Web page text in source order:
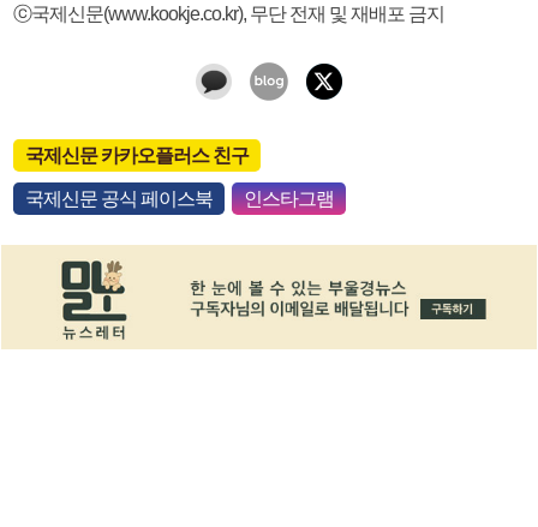
ⓒ국제신문(www.kookje.co.kr), 무단 전재 및 재배포 금지
국제신문 카카오플러스 친구
국제신문 공식 페이스북 인스타그램